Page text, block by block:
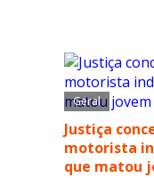
Geral
Justiça
motorista
que matou